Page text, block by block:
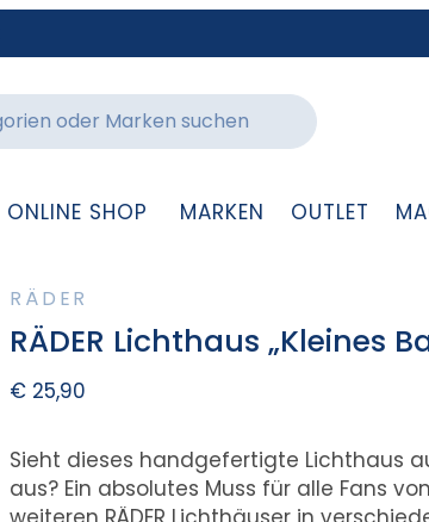
ONLINE SHOP MARKEN OUTLET
RÄDER
RÄDER Lichthaus „Kleines
€ 25,90
Sieht dieses handgefertigte Lichthaus
aus? Ein absolutes Muss für alle Fans